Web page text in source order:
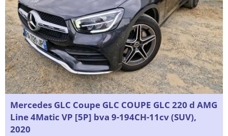
Mercedes GLC Coupe GLC COUPE GLC 220 d AMG
Line 4Matic VP [5P] bva 9-194CH-11cv (SUV),
2020